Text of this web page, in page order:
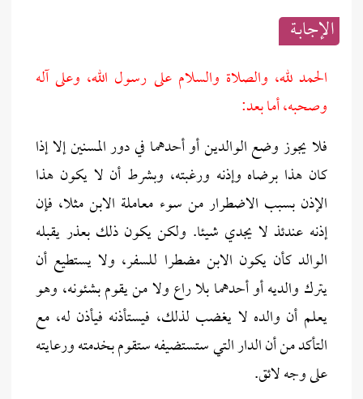
الإجابــة
الحمد لله، والصلاة والسلام على رسول الله، وعلى آله
وصحبه، أما بعد:
فلا يجوز وضع الوالدين أو أحدهما في دور المسنين إلا إذا
كان هذا برضاه وإذنه ورغبته، وبشرط أن لا يكون هذا
الإذن بسبب الاضطرار من سوء معاملة الابن مثلا، فإن
إذنه عندئذ لا يجدي شيئا. ولكن يكون ذلك بعذر يقبله
الوالد كأن يكون الابن مضطرا للسفر، ولا يستطيع أن
يترك والديه أو أحدهما بلا راع ولا من يقوم بشئونه، وهو
يعلم أن والده لا يغضب لذلك، فيستأذنه فيأذن له، مع
التأكد من أن الدار التي ستستضيفه ستقوم بخدمته ورعايته
على وجه لائق.